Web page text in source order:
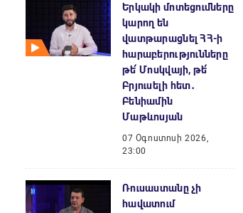
Երկակի մոտեցումները
կարող են
վատթարացնել ՀՀ-ի
հարաբերությունները
թե՛ Մոսկվայի, թե՛
Բրյուսելի հետ․
Բենիամին
Մաթևոսյան
07 Օգոստոսի 2026,
23:00
Ռուսաստանը չի
հավատում